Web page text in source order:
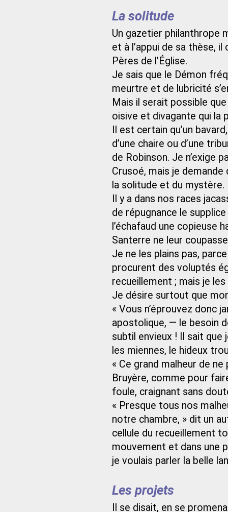
La solitude
Un gazetier philanthrope
et à l’appui de sa thèse,
Pères de l’Église.
Je sais que le Démon
meurtre et de lubricité
Mais il serait possible
oisive et divagante qui la
Il est certain qu’un
d’une chaire ou d’une
de Robinson. Je n’exige
Crusoé, mais je demande
la solitude et du mystère.
Il y a dans nos races
de répugnance le
l’échafaud une copieuse
Santerre ne leur
Je ne les plains pas,
procurent des voluptés
recueillement ; mais je
Je désire surtout que
« Vous n’éprouvez donc
apostolique, — le besoin
subtil envieux ! Il sait que
les miennes, le hideux
« Ce grand malheur de
Bruyère, comme pour
foule, craignant sans
« Presque tous nos
notre chambre, » dit un
cellule du recueillement
mouvement et dans une
je voulais parler la belle
Les projets
Il se disait, en se